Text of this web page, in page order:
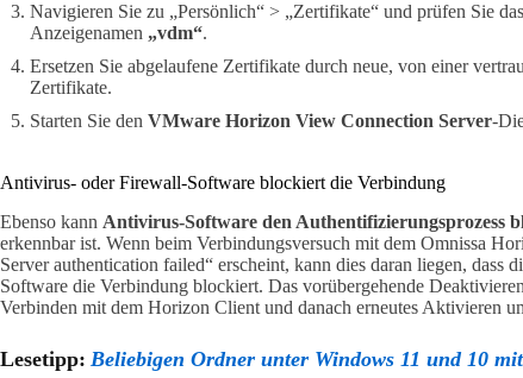
Navigieren Sie zu „Persönlich“ > „Zertifikate“ und prüfen Sie
Anzeigenamen „vdm“.
Ersetzen Sie abgelaufene Zertifikate durch neue, von einer
Zertifikate.
Starten Sie den VMware Horizon View Connection Server-
Antivirus- oder Firewall-Software blockiert die Verbindung
Ebenso kann Antivirus-Software den Authentifizierungsprozess
erkennbar ist. Wenn beim Verbindungsversuch mit dem Omnissa
Server authentication failed“ erscheint, kann dies daran liegen, dass
Software die Verbindung blockiert. Das vorübergehende
Verbinden mit dem Horizon Client und danach erneutes Aktivieren
Lesetipp: Beliebigen Ordner unter Windows 11 und 10